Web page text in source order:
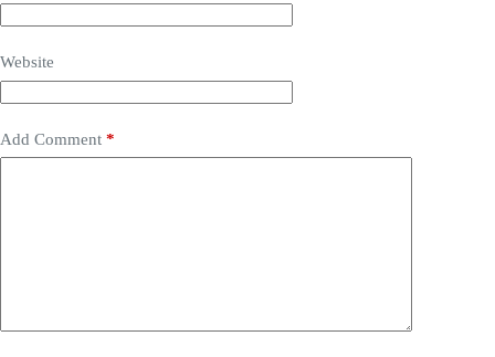
Website
Add Comment *